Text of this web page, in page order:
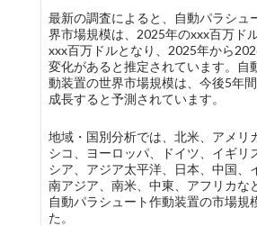
最新の調査によると、自動パラシュ
界市場規模は、2025年のxxx百万ド
xxx百万ドルとなり、2025年から
変化があると推定されています。自
動装置の世界市場規模は、今後5年
成長すると予測されています。
地域・国別分析では、北米、アメリ
シコ、ヨーロッパ、ドイツ、イギリ
シア、アジア太平洋、日本、中国、
南アジア、南米、中東、アフリカな
自動パラシュート作動装置の市場規
た。